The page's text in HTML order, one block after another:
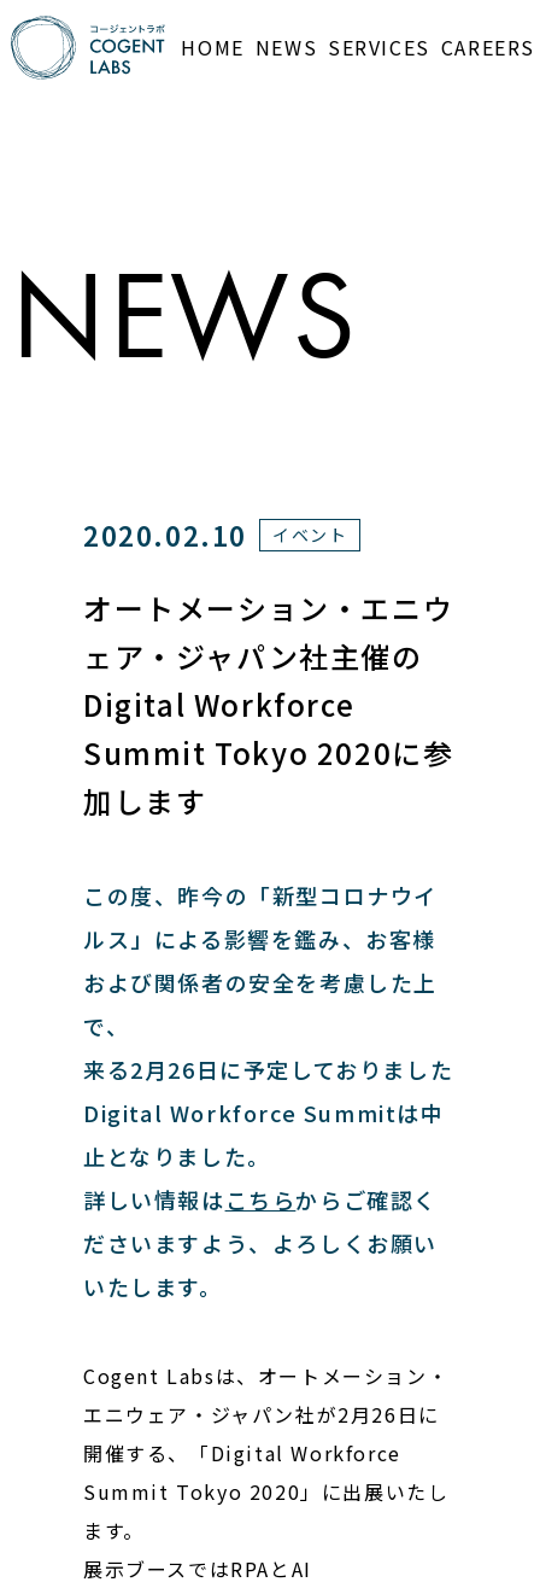
HOME NEWS SERVICES CAREERS
NEWS
2020.02.10 イベント
オートメーション・エニウ
ェア・ジャパン社主催の
Digital Workforce
Summit Tokyo 2020に参
加します
この度、昨今の「新型コロナウイ
ルス」による影響を鑑み、お客様
および関係者の安全を考慮した上
で、
来る2月26日に予定しておりました
Digital Workforce Summitは中
止となりました。
詳しい情報はこちらからご確認く
ださいますよう、よろしくお願い
いたします。
Cogent Labsは、オートメーション・
エニウェア・ジャパン社が2月26日に
開催する、「Digital Workforce
Summit Tokyo 2020」に出展いたし
ます。
展示ブースではRPAとAI